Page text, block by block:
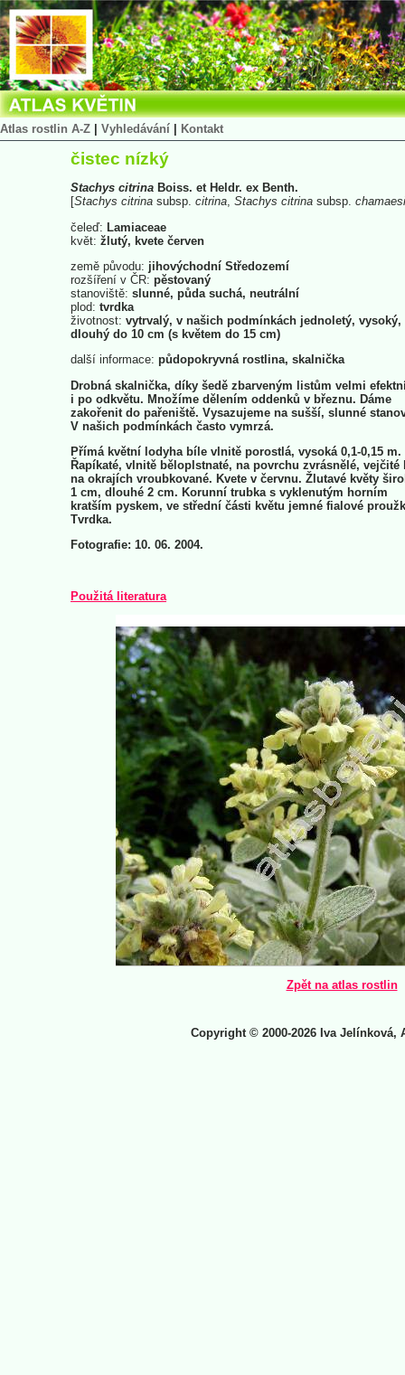
Atlas rostlin A-Z Vyhledávání Kontakt
čistec nízký
Stachys citrina Boiss. et Heldr. ex Benth.
[Stachys citrina subsp. citrina, Stachys citrina subsp.
čeleď: Lamiaceae
květ: žlutý, kvete červen
země původu: jihovýchodní Středozemí
rozšíření v ČR: pěstovaný
stanoviště: slunné, půda suchá, neutrální
plod: tvrdka
životnost: vytrvalý, v našich podmínkách jednoletý, vysoký,
dlouhý do 10 cm (s květem do 15 cm)
další informace: půdopokryvná rostlina, skalnička
Drobná skalnička, díky šedě zbarveným listům velmi
i po odkvětu. Množíme dělením oddenků v březnu. Dáme
zakořenit do pařeniště. Vysazujeme na sušší, slunné
V našich podmínkách často vymrzá.
Přímá květní lodyha bíle vlnitě porostlá, vysoká 0,1-0,15 m.
Řapíkaté, vlnitě běloplstnaté, na povrchu zvrásnělé, vejčité
na okrajích vroubkované. Kvete v červnu. Žlutavé květy
1 cm, dlouhé 2 cm. Korunní trubka s vyklenutým horním
kratším pyskem, ve střední části květu jemné fialové
Tvrdka.
Fotografie: 10. 06. 2004.
Použitá literatura
Zpět na atlas rostlin
Copyright © 2000-2026 Iva Jelínková,